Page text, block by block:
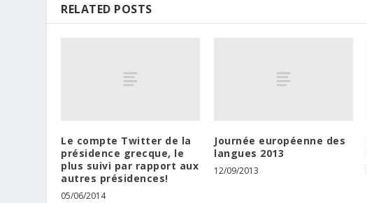
RELATED POSTS
Le compte Twitter de la
présidence grecque, le
plus suivi par rapport aux
autres présidences!
05/06/2014
Journée européenne des
langues 2013
12/09/2013